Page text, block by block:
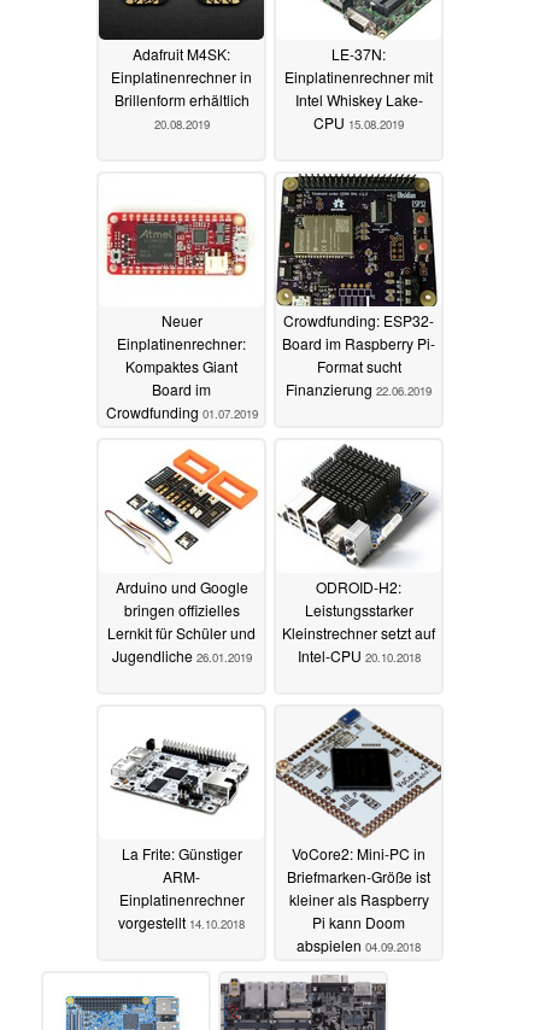
Adafruit M4SK:
Einplatinenrechner in
Brillenform erhältlich
20.08.2019
LE-37N:
Einplatinenrechner mit
Intel Whiskey Lake-
CPU 15.08.2019
Neuer
Einplatinenrechner:
Kompaktes Giant
Board im
Crowdfunding 01.07.2019
Crowdfunding: ESP32-
Board im Raspberry Pi-
Format sucht
Finanzierung 22.06.2019
Arduino und Google
bringen offizielles
Lernkit für Schüler und
Jugendliche 26.01.2019
ODROID-H2:
Leistungsstarker
Kleinstrechner setzt auf
Intel-CPU 20.10.2018
La Frite: Günstiger
ARM-
Einplatinenrechner
vorgestellt 14.10.2018
VoCore2: Mini-PC in
Briefmarken-Größe ist
kleiner als Raspberry
Pi kann Doom
abspielen 04.09.2018